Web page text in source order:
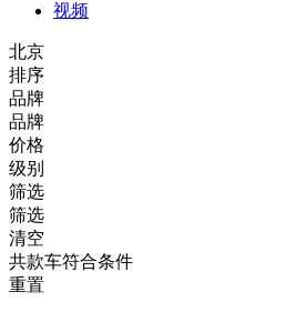
视频
北京
排序
品牌
品牌
价格
级别
筛选
筛选
清空
共款车符合条件
重置